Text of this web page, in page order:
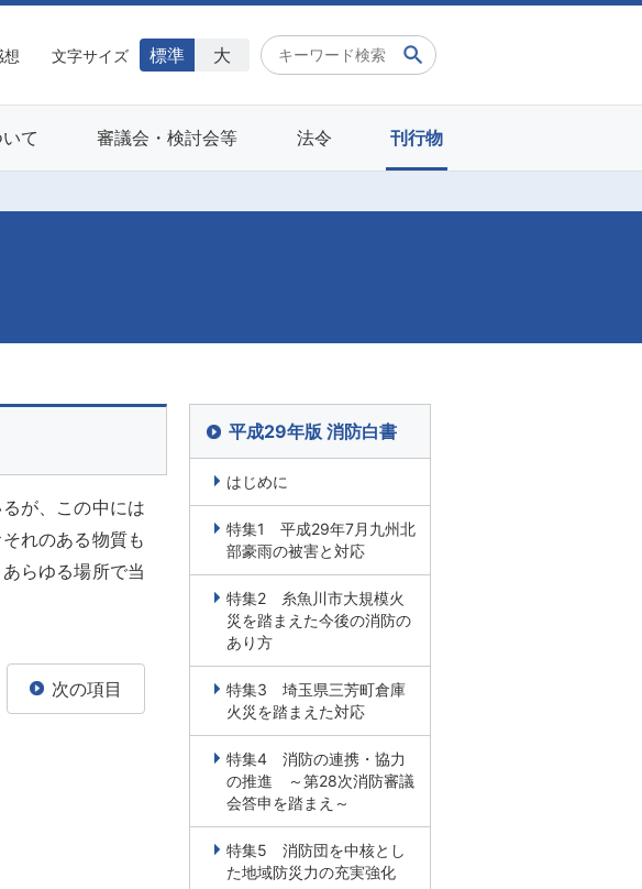
想 文字サイズ 標準 大
て 審議会・検討会等 法令 刊行物
が、この中には
れのある物質も
らゆる場所で当
次の項目
平成29年版 消防白書
はじめに
特集1 平成29年7月九州北
部豪雨の被害と対応
特集2 糸魚川市大規模火
災を踏まえた今後の消防の
あり方
特集3 埼玉県三芳町倉庫
火災を踏まえた対応
特集4 消防の連携・協力
の推進 ～第28次消防審議
会答申を踏まえ～
特集5 消防団を中核とし
た地域防災力の充実強化